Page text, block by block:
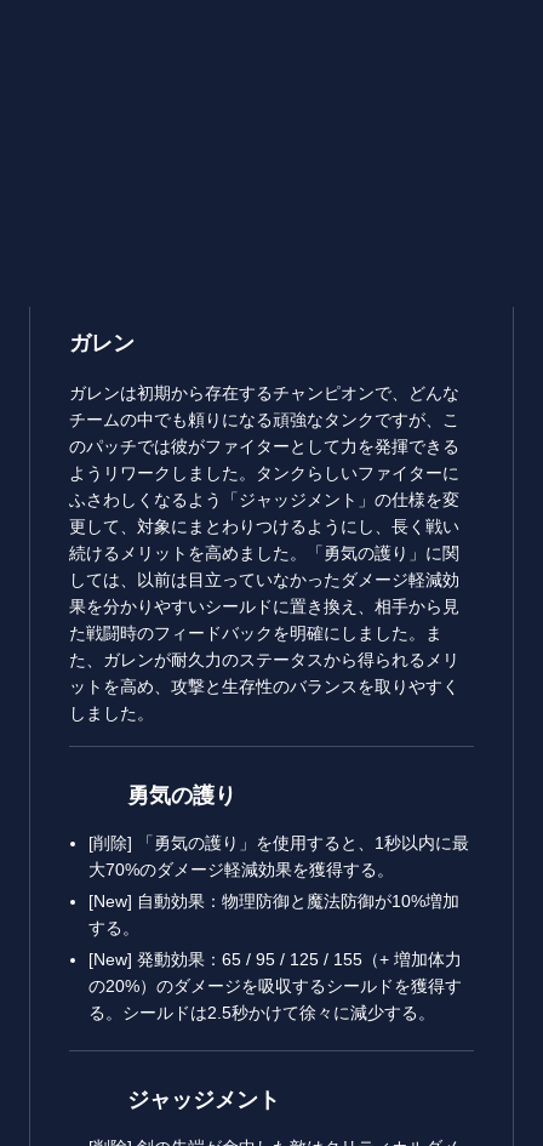
ガレン
ガレンは初期から存在するチャンピオンで、どんな
チームの中でも頼りになる頑強なタンクですが、こ
のパッチでは彼がファイターとして力を発揮できる
ようリワークしました。タンクらしいファイターに
ふさわしくなるよう「ジャッジメント」の仕様を変
更して、対象にまとわりつけるようにし、長く戦い
続けるメリットを高めました。「勇気の護り」に関
しては、以前は目立っていなかったダメージ軽減効
果を分かりやすいシールドに置き換え、相手から見
た戦闘時のフィードバックを明確にしました。ま
た、ガレンが耐久力のステータスから得られるメリ
ットを高め、攻撃と生存性のバランスを取りやすく
しました。
勇気の護り
[削除] 「勇気の護り」を使用すると、1秒以内に最
大70%のダメージ軽減効果を獲得する。
[New] 自動効果：物理防御と魔法防御が10%増加
する。
[New] 発動効果：65 / 95 / 125 / 155（+ 増加体力
の20%）のダメージを吸収するシールドを獲得す
る。シールドは2.5秒かけて徐々に減少する。
ジャッジメント